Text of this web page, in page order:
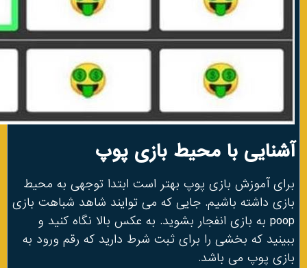
آشنایی با محیط بازی پوپ
برای آموزش بازی پوپ بهتر است ابتدا توجهی به محیط
بازی داشته باشیم. جایی که می توایند شاهد شباهت بازی
poop به بازی انفجار بشوید. به عکس بالا نگاه کنید و
ببینید که بخشی را برای ثبت شرط دارید که رقم ورود به
بازی پوپ می باشد.